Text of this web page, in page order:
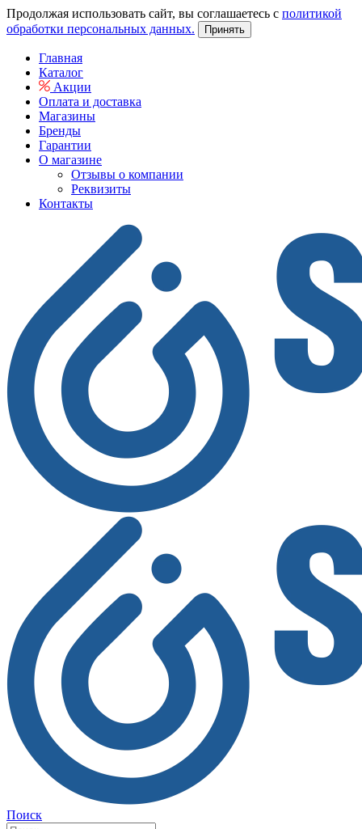
Продолжая использовать сайт, вы соглашаетесь с политикой
обработки персональных данных.
Принять
Главная
Каталог
Акции
Оплата и доставка
Магазины
Бренды
Гарантии
О магазине
Отзывы о компании
Реквизиты
Контакты
Поиск